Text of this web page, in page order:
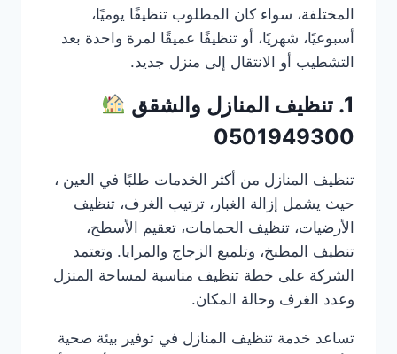
المختلفة، سواء كان المطلوب تنظيفًا يوميًا،
أسبوعيًا، شهريًا، أو تنظيفًا عميقًا لمرة واحدة بعد
التشطيب أو الانتقال إلى منزل جديد.
1. تنظيف المنازل والشقق
0501949300
تنظيف المنازل من أكثر الخدمات طلبًا في العين ،
حيث يشمل إزالة الغبار، ترتيب الغرف، تنظيف
الأرضيات، تنظيف الحمامات، تعقيم الأسطح،
تنظيف المطبخ، وتلميع الزجاج والمرايا. وتعتمد
الشركة على خطة تنظيف مناسبة لمساحة المنزل
وعدد الغرف وحالة المكان.
تساعد خدمة تنظيف المنازل في توفير بيئة صحية